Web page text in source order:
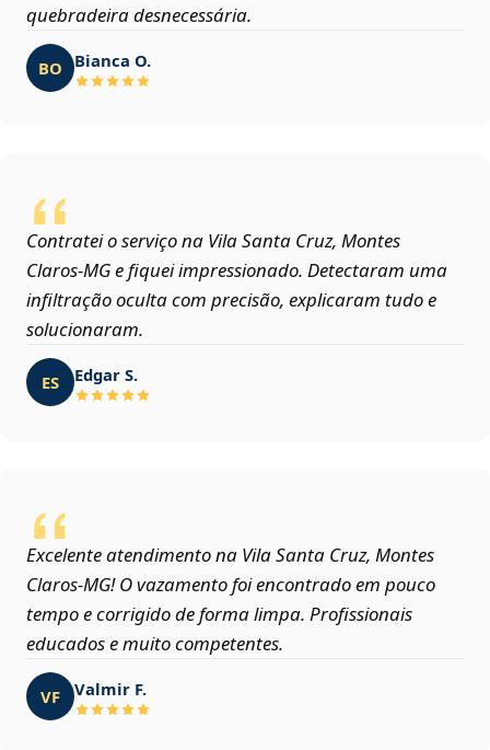
quebradeira desnecessária.
BO Bianca O.
Contratei o serviço na Vila Santa Cruz, Montes
Claros‑MG e fiquei impressionado. Detectaram uma
infiltração oculta com precisão, explicaram tudo e
solucionaram.
ES Edgar S.
Excelente atendimento na Vila Santa Cruz, Montes
Claros‑MG! O vazamento foi encontrado em pouco
tempo e corrigido de forma limpa. Profissionais
educados e muito competentes.
VF Valmir F.